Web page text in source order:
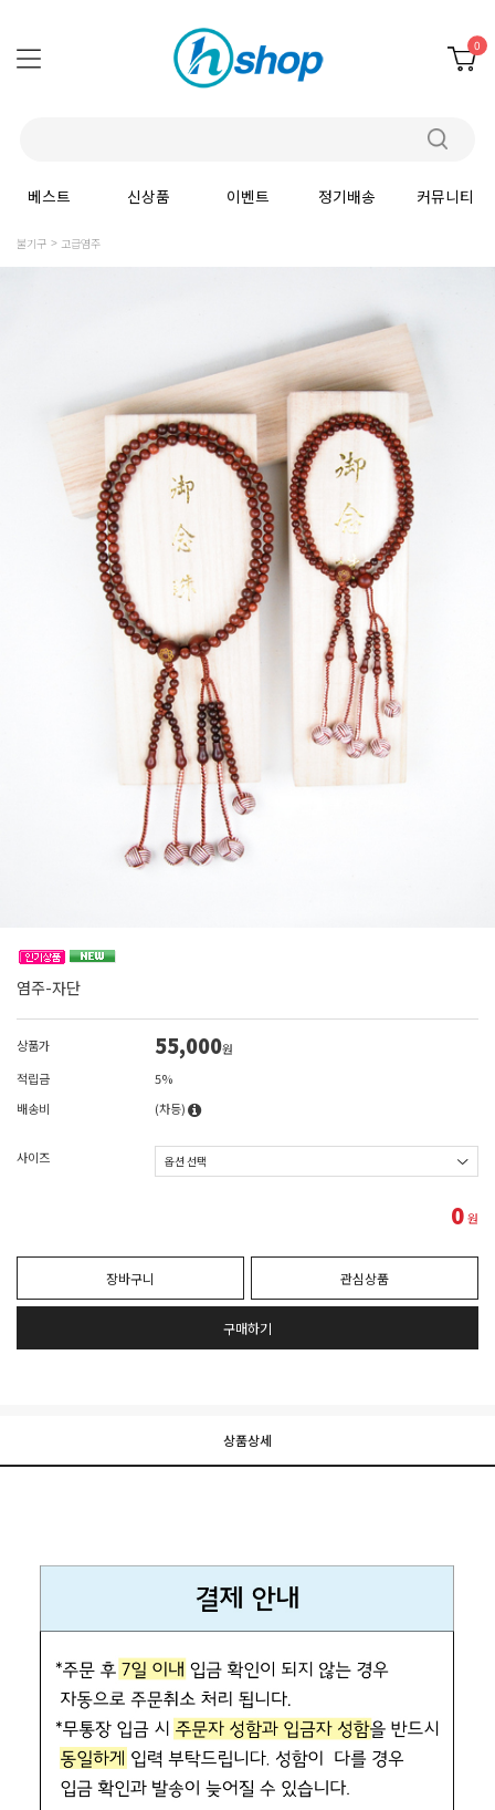
0
베스트 신상품 이벤트 정기배송 커뮤니티
불기구 고급염주
염주-자단
상품가 55,000원
적립금
5%
배송비
(차등)
사이즈
0원
장바구니 관심상품
구매하기
상품상세